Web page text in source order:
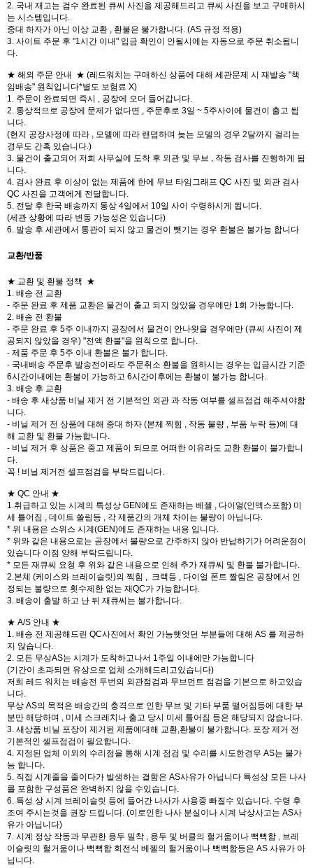
2. 국내 재고는 검수 완료된 큐씨 사진을 제공해드리고 큐씨 사진을 보고 구매하시
는 시스템입니다.
중대 하자가 아닌 이상 교환 , 환불은 불가합니다. (AS 규정 적용)
3. 사이트 주문 후 "1시간 이내" 입금 확인이 안될시에는 자동으로 주문 취소됩니
다.
★ 해외 주문 안내 ★ (레드워치는 구매하신 상품에 대해 세관문제 시 재발송 "책
임배송" 원칙입니다*별도 보험료 X)
1. 주문이 완료되면 즉시 , 공장에 오더 들어갑니다.
2. 통상적으로 공장에 문제가 없다면 , 주문후로 3일 ~ 5주사이에 물건이 출고 됩
니다.
(현지 공장사정에 따라 , 모델에 따라 랜덤하며 늦는 모델의 경우 2달까지 걸리는
경우도 간혹 있습니다.)
3. 물건이 출고되어 저희 사무실에 도착 후 외관 및 무브 , 작동 검사를 진행하게 됩
니다.
4. 검사 완료 후 이상이 없는 제품에 한에 무브 타임그래프 QC 사진 및 외관 검사
QC 사진을 고객에게 전달합니다.
5. 전달 후 한국 배송까지 통상 4일에서 10일 사이 수령하시게 됩니다.
(세관 상황에 따라 변동 가능성은 있습니다)
6. 발송 후 세관에서 통관이 되지 않고 물건이 뺏기는 경우 환불은 불가능 합니다
교환/반품
★ 교환 및 환불 정책 ★
1. 배송 전 교환
- 주문 완료 후 제품 교환은 물건이 출고 되지 않았을 경우에만 1회 가능합니다.
2. 배송 전 환불
- 주문 완료 후 5주 이내까지 공장에서 물건이 안나왓을 경우에만 (큐씨 사진이 제
공되지 않았을 경우) "전액 환불"을 원칙으로 합니다.
- 제품 주문 후 5주 이내 환불은 불가 합니다.
- 국내배송 주문후 발송전이라도 주문취소 환불을 원하시는 경우는 입금시간 기준
6시간이내에는 환불이 가능하고 6시간이후에는 환불이 불가능 합니다.
3. 배송 후 교환
- 배송 후 새상품 비닐 제거 전 기본적인 외관 과 작동 여부를 셀프점검 해주셔야합
니다.
- 비닐 제거 전 상품에 대해 중대 하자 (본체 찍힘 , 작동 불량 , 부품 누락 등)에 대
해 교환 및 환불 가능합니다.
- 비닐 제거 후 상품은 중고 제품이 되므로 어떠한 이유라도 교환 환불이 불가합니
다.
꼭 ! 비닐 제거전 셀프점검을 부탁드립니다.
★ QC 안내 ★
1.취급하고 있는 시계의 특성상 GEN에도 존재하는 베젤 , 다이얼(인덱스포함) 미
세 틀어짐 , 데이트 쏠림등 , 각 제품간의 개체 차이는 불량이 아닙니다.
* 위 내용은 스위스 시계(GEN)에도 존재하는 내용 입니다.
* 위와 같은 내용으로는 공장에서 불량으로 간주하지 않아 반납하기가 어려운점이
있습니다 이점 양해 부탁드립니다.
* 모든 재큐씨 요청 후 위와 같은 내용으로 인해 추가 재큐씨 및 환불 불가합니다.
2.본체 (케이스와 브레이슬릿)의 찍힘 , 크랙등 , 다이얼 폰트 짤림은 공장에서 인
정되는 불량으로 횟수제한 없는 재QC가 가능합니다.
3. 배송이 출발 하고 난 뒤 재큐씨는 불가합니다.
★ A/S 안내 ★
1. 배송 전 제공해드린 QC사진에서 확인 가능햇엇던 부분들에 대해 AS 를 제공하
지 않습니다.
2. 모든 무상AS는 시계가 도착하고나서 1주일 이내에만 가능합니다
(기간이 초과되면 유상으로 업체 소개해드리고있습니다)
저희 레드 워치는 배송전 두번의 외관점검과 무브먼트 점검을 기본으로 하고있습
니다.
무상 AS의 목적은 배송간의 충격으로 인한 무브 및 기타 부품 떨어짐등에 대한 부
분만 해당하며 , 미세 스크레치나 출고 당시 미세 틀어짐 등은 해당되지 않습니다.
3. 새상품 비닐 포장이 제거된 제품에대해 교환,환불이 불가합니다. 포장 제거 전
기본적인 셀프점검이 필요합니다.
4. 지정된 업체 이외의 수리점을 통해 시계 점검 및 수리를 시도한경우 AS는 불가
능 합니다.
5. 직접 시계줄을 줄이다가 발생하는 결함은 AS사유가 아닙니다 특성상 모든 나사
를 포함한 구성품은 완벽하지 않을 수있습니다.
6. 특성 상 시계 브레이슬릿 등에 들어간 나사가 사용중 빠질수 있습니다. 수령 후
조여 주시는것을 권장 드립니다. (이로인한 나사 분실이나 시계 낙상사고는 AS사
유가 아닙니다)
7. 시계 정상 작동과 무관한 용두 밀착 , 용두 및 버클의 헐거움이나 뻑뻑함 , 브레
이슬릿의 헐거움이나 뻑뻑함 회전식 베젤의 헐거움이나 뻑뻑함등은 AS 사유가 아
닙니다.